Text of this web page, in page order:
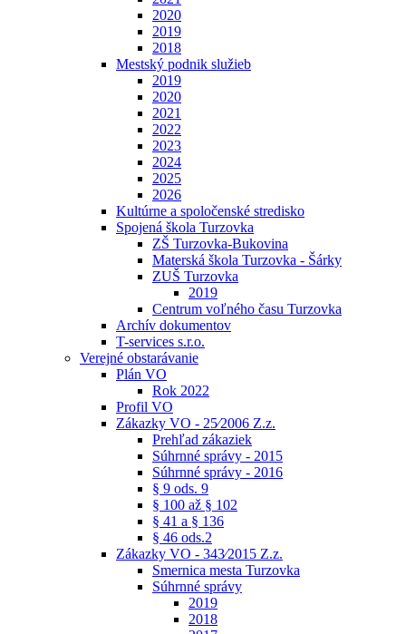
2020
2019
2018
Mestský podnik služieb
2019
2020
2021
2022
2023
2024
2025
2026
Kultúrne a spoločenské stredisko
Spojená škola Turzovka
ZŠ Turzovka-Bukovina
Materská škola Turzovka - Šárky
ZUŠ Turzovka
2019
Centrum voľného času Turzovka
Archív dokumentov
T-services s.r.o.
Verejné obstarávanie
Plán VO
Rok 2022
Profil VO
Zákazky VO - 25⁄2006 Z.z.
Prehľad zákaziek
Súhrnné správy - 2015
Súhrnné správy - 2016
§ 9 ods. 9
§ 100 až § 102
§ 41 a § 136
§ 46 ods.2
Zákazky VO - 343⁄2015 Z.z.
Smernica mesta Turzovka
Súhrnné správy
2019
2018